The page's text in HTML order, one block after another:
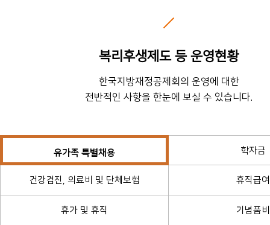
복리후생제도 등 운영현황
한국지방재정공제회의 운영에 대한
전반적인 사항을 한눈에 보실 수 있습니다.
유가족 특별채용 학자금
건강검진, 의료비 및 단체보험 휴직급여
휴가 및 휴직 기념품비